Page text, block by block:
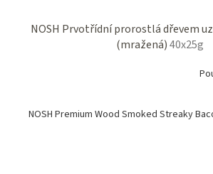
NOSH Prvotřídní prorostlá dřevem
(mražená)40x25g
NOSH Premium Wood Smoked Streaky